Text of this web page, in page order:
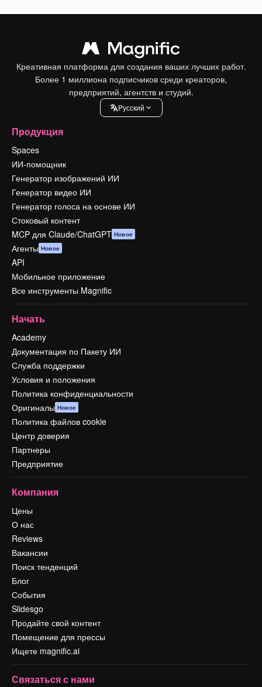
Креативная платформа для создания ваших лучших работ.
Более 1 миллиона подписчиков среди креаторов,
предприятий, агентств и студий.
Pусский
Продукция
Spaces
ИИ-помощник
Генератор изображений ИИ
Генератор видео ИИ
Генератор голоса на основе ИИ
Стоковый контент
MCP для Claude/ChatGPT Новое
Агенты Новое
API
Мобильное приложение
Все инструменты Magnific
Начать
Academy
Документация по Пакету ИИ
Служба поддержки
Условия и положения
Политика конфиденциальности
Оригиналы Новое
Политика файлов cookie
Центр доверия
Партнеры
Предприятие
Компания
Цены
О нас
Reviews
Вакансии
Поиск тенденций
Блог
События
Slidesgo
Продайте свой контент
Помещение для прессы
Ищете magnific.ai
Связаться с нами